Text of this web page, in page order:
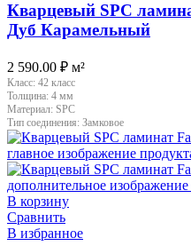
Кварцевый SPC
Дуб Карамельный
2 590.00 ₽ м²
Класс: 42 класс
Толщина: 4 мм
Материал: SPC
Тип соединения: Замковое
В корзину
Сравнить
В избранное